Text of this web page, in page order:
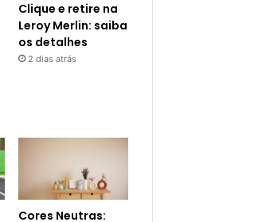
Clique e retire na
Leroy Merlin: saiba
os detalhes
2 dias atrás
Cores Neutras: